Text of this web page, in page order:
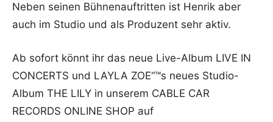
Neben seinen Bühnenauftritten ist Henrik aber
auch im Studio und als Produzent sehr aktiv.
Ab sofort könnt ihr das neue Live-Album LIVE IN
CONCERTS und LAYLA ZOE“™s neues Studio-
Album THE LILY in unserem CABLE CAR
RECORDS ONLINE SHOP auf